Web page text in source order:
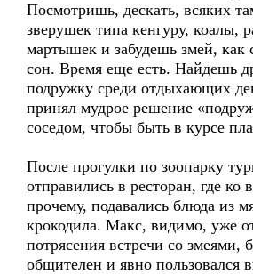
Посмотришь, дескать, всяких
зверушек типа кенгуру, коалы,
мартышек и забудешь змей, как
сон. Время еще есть. Найдешь
подружку среди отдыхающих
принял мудрое решение
соседом, чтобы быть в курсе
После прогулки по зоопарку
отправились в ресторан, где ко
прочему, подавались блюда из
крокодила. Макс, видимо, уже
потрясения встречи со змеями,
общителен и явно пользовался